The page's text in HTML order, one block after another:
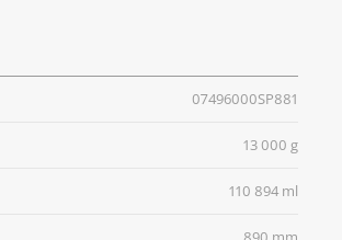
07496000SP881
13 000 g
110 894 ml